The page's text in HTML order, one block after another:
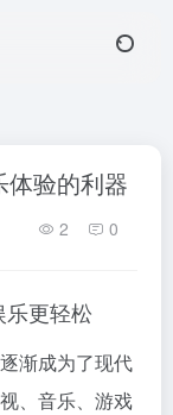
验的利器
2 0
更轻松
渐成为了现代
、音乐、游戏